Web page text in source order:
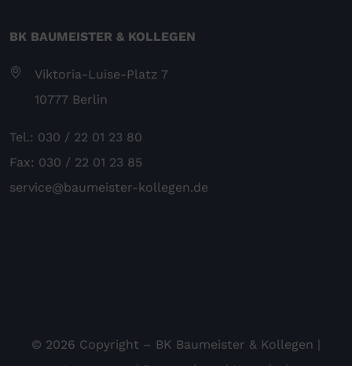
BK BAUMEISTER & KOLLEGEN
Viktoria-Luise-Platz 7
10777 Berlin
Tel.: 030 / 22 01 23 80
Fax: 030 / 22 01 23 85
service@baumeister-kollegen.de
© 2026 Copyright – BK Baumeister & Kollegen |